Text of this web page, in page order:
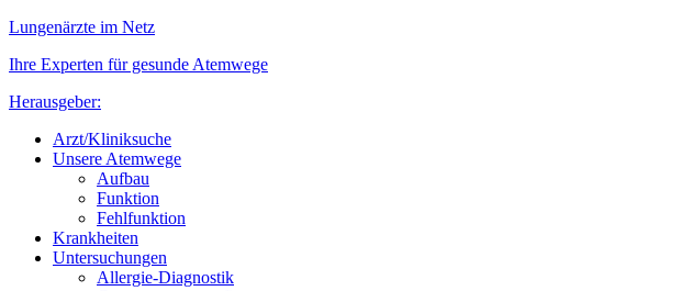
Lungenärzte im Netz
Ihre Experten für gesunde Atemwege
Herausgeber:
Arzt/Kliniksuche
Unsere Atemwege
Aufbau
Funktion
Fehlfunktion
Krankheiten
Untersuchungen
Allergie-Diagnostik